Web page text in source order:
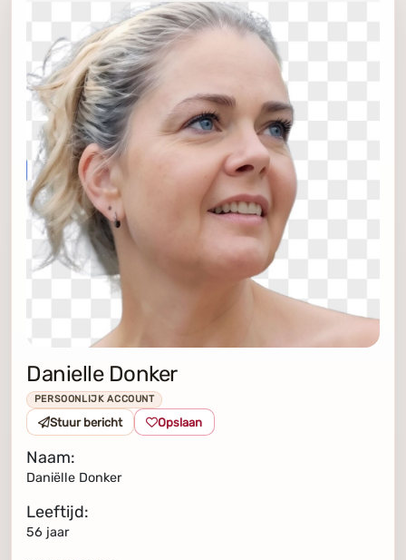
Danielle Donker
PERSOONLIJK ACCOUNT
Stuur bericht Opslaan
Naam:
Daniëlle Donker
Leeftijd:
56 jaar